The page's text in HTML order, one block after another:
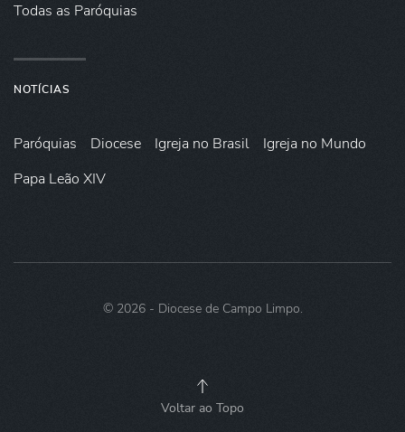
Todas as Paróquias
NOTÍCIAS
Paróquias Diocese Igreja no Brasil
Igreja no Mundo
Papa Leão XIV
© 2026- Diocese de Campo Limpo.
Voltar ao Topo